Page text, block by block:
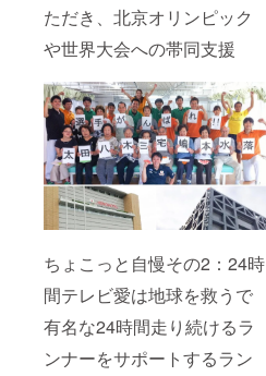
ただき、北京オリンピック
や世界大会への帯同支援
ちょこっと自慢その2：24時
間テレビ愛は地球を救うで
有名な24時間走り続けるラ
ンナーをサポートするラン